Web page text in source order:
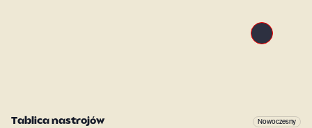
Tablica nastrojów Nowoczesny